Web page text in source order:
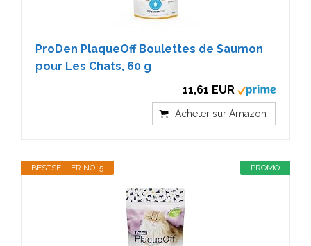
ProDen PlaqueOff Boulettes de Saumon
pour Les Chats, 60 g
11,61 EUR
Acheter sur Amazon
PROMO
BESTSELLER NO. 5